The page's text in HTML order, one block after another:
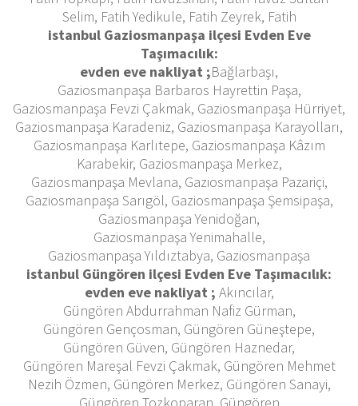
Selim, Fatih Yedikule, Fatih Zeyrek, Fatih
istanbul Gaziosmanpaşa ilçesi Evden Eve
Taşımacılık:
evden eve nakliyat ;Bağlarbaşı,
Gaziosmanpaşa Barbaros Hayrettin Paşa,
Gaziosmanpaşa Fevzi Çakmak, Gaziosmanpaşa Hürriyet,
Gaziosmanpaşa Karadeniz, Gaziosmanpaşa Karayolları,
Gaziosmanpaşa Karlıtepe, Gaziosmanpaşa Kâzım
Karabekir, Gaziosmanpaşa Merkez,
Gaziosmanpaşa Mevlana, Gaziosmanpaşa Pazariçi,
Gaziosmanpaşa Sarıgöl, Gaziosmanpaşa Şemsipaşa,
Gaziosmanpaşa Yenidoğan,
Gaziosmanpaşa Yenimahalle,
Gaziosmanpaşa Yıldıztabya, Gaziosmanpaşa
istanbul Güngören ilçesi Evden Eve Taşımacılık:
evden eve nakliyat ; Akıncılar,
Güngören Abdurrahman Nafiz Gürman,
Güngören Gençosman, Güngören Güneştepe,
Güngören Güven, Güngören Haznedar,
Güngören Mareşal Fevzi Çakmak, Güngören Mehmet
Nezih Özmen, Güngören Merkez, Güngören Sanayi,